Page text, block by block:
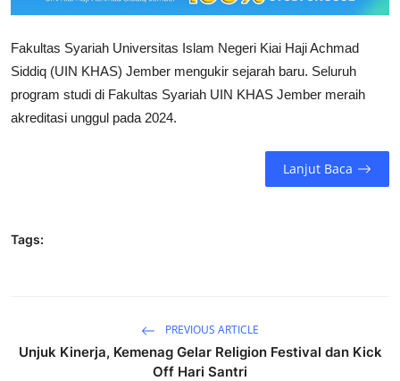
Fakultas Syariah Universitas Islam Negeri Kiai Haji Achmad
Siddiq (UIN KHAS) Jember mengukir sejarah baru. Seluruh
program studi di Fakultas Syariah UIN KHAS Jember meraih
akreditasi unggul pada 2024.
Lanjut Baca
Tags:
PREVIOUS ARTICLE
Unjuk Kinerja, Kemenag Gelar Religion Festival dan Kick
Off Hari Santri